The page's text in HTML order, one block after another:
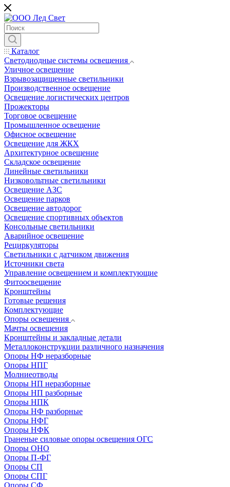
Каталог
Светодиодные системы освещения
Уличное освещение
Взрывозащищенные светильники
Производственное освещение
Освещение логистических центров
Прожекторы
Торговое освещение
Промышленное освещение
Офисное освещение
Освещение для ЖКХ
Архитектурное освещение
Складское освещение
Линейные светильники
Низковольтные светильники
Освещение АЗС
Освещение парков
Освещение автодорог
Освещение спортивных объектов
Консольные светильники
Аварийное освещение
Рециркуляторы
Светильники с датчиком движения
Источники света
Управление освещением и комплектующие
Фитоосвещение
Кронштейны
Готовые решения
Комплектующие
Опоры освещения
Мачты освещения
Кронштейны и закладные детали
Металлоконструкции различного назначения
Опоры НФ неразборные
Опоры НПГ
Молниеотводы
Опоры НП неразборные
Опоры НП разборные
Опоры НПК
Опоры НФ разборные
Опоры НФГ
Опоры НФК
Граненые силовые опоры освещения ОГС
Опоры ОНО
Опоры П-ФГ
Опоры СП
Опоры СПГ
Опоры СФ